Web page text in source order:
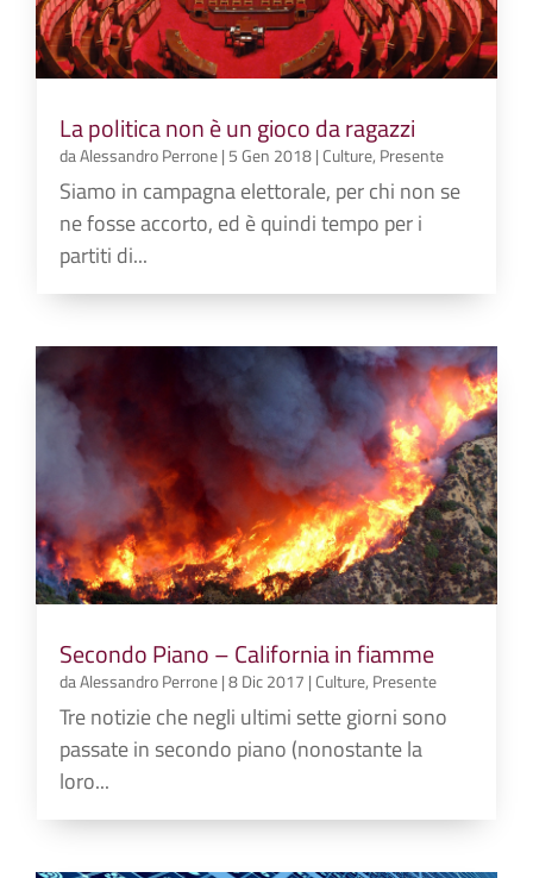
La politica non è un gioco da ragazzi
daAlessandro Perrone| 5 Gen 2018|Culture, Presente
Siamo in campagna elettorale, per chi non se
ne fosse accorto, ed è quindi tempo per i
partiti di...
Secondo Piano – California in fiamme
daAlessandro Perrone|8 Dic 2017 |Culture, Presente
Tre notizie che negli ultimi sette giorni sono
passate in secondo piano (nonostante la
loro...